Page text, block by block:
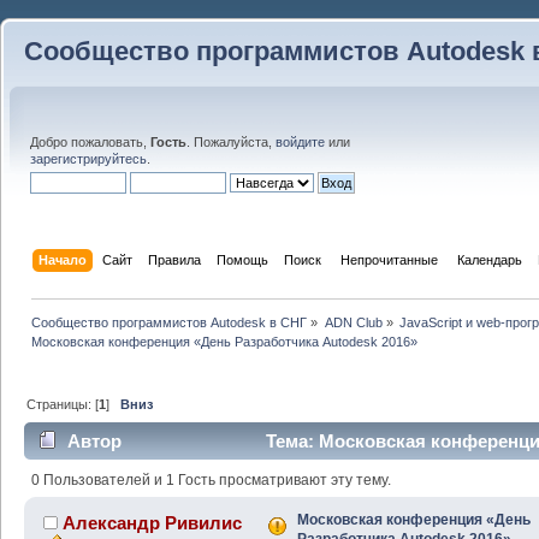
Сообщество программистов Autodesk
Добро пожаловать, Гость . Пожалуйста, войдите или
зарегистрируйтесь
Начало Сайт Правила Помощь Поиск Непрочитанные Календарь
Сообщество программистов Autodesk в СНГ » ADN Club» JavaScript и web-
Московская конференция «День Разработчика Autodesk 2016»
Страницы: [1]Вниз
Автор
Тема: Московская
(Прочитано 23394 раз)
0 Пользователей и 1 Гость просматривают эту тему.
Александр Ривилис
Московская конференция «День